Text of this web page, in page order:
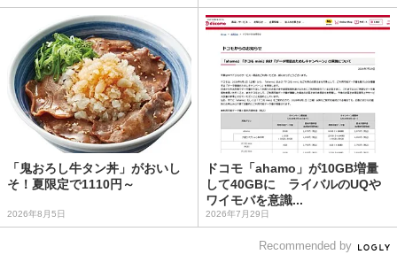
「鬼おろし牛タン丼」がおいし
そ！夏限定で1110円～
2026年8月5日
ドコモ「ahamo」が10GB増量
して40GBに ライバルのUQや
ワイモバを意識...
2026年7月29日
Recommended by